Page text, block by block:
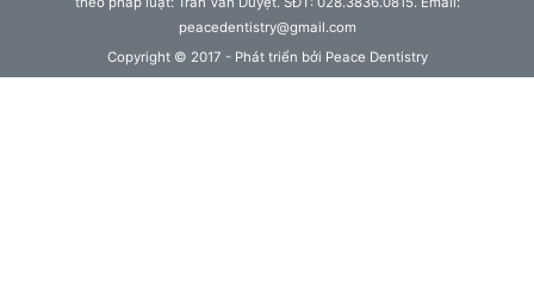
peacedentistry@gmail.com
Copyright © 2017 - Phát triển bởi Peace Dentistry